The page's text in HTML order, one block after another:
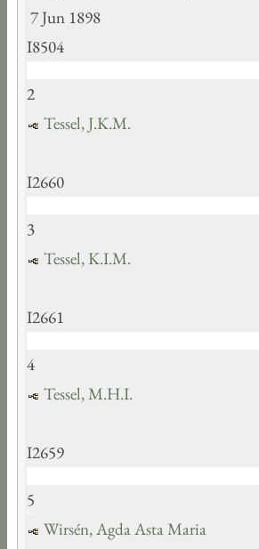
7 Jun 1898
I8504
2
Tessel, J.K.M.
I2660
3
Tessel, K.I.M.
I2661
4
Tessel, M.H.I.
I2659
5
Wirsén, Agda Asta Maria